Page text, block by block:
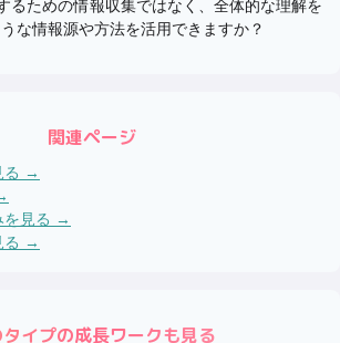
るための情報収集ではなく、全体的な理解を
な情報源や方法を活用できますか？
関連ページ
る →
を見る →
る →
イプの成長ワークも見る